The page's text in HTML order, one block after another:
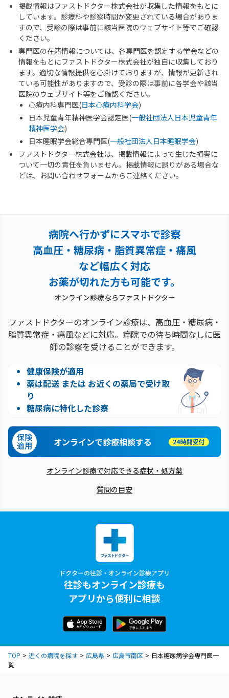
掲載情報はファストドクター株式会社が収集した情報をもとに
しています。診療科や診察時間が変更されている場合がありま
すので、受診の際は事前に該当医院のウェブサイト等でご確認
ください。
専門医の在籍情報については、各専門医を認定する学会などの
情報をもとにファストドクター株式会社が独自に収集しており
ます。適切な情報提供を心掛けておりますが、情報が更新され
ている可能性がありますので、受診の際は事前に各学会や該当
医院のウェブサイト等をご確認ください。
心療内科専門医(日本心療内科学会)
日本児童青年精神医学会認定医(一般社団法人日本児童青年
精神医学会)
日本睡眠学会総合専門医(一般社団法人日本睡眠学会)
ファストドクター株式会社は、掲載情報によって生じた損害に
ついて一切の責任を負いません。掲載情報に誤りがある場合な
どは、お問い合わせフォームからご連絡ください。
病院へ行かずにスマホで診察
高血圧・糖尿病・脂質異常症・痛風
など幅広く対応
お薬が切れた方も可能です。
オンライン診療ならファストドクター
ファストドクターのオンライン診療は、高血圧・糖尿病・
脂質異常症・痛風などに対応。病院での待ち時間なしに医
師の診察を受けることができます。
健康保険が適用
薬は配送 または お近くの薬局で受け取
り
糖尿病に特化した診察
オンラインで診療相談する
オンライン診療で対応できる症状・処方薬
質問の目安
ドクターの往診・オンライン診療アプリ
往診もオンライン診療も
アプリから便利に相談
TOP 近くの病院を探す 広島県 広島市南区
日本糖尿病学会専門医一
覧